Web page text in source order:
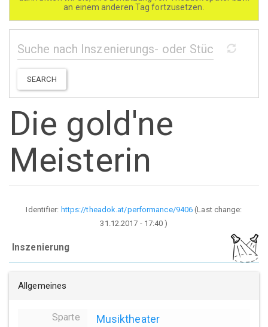
an einem anderen Tag fortzusetzen.
SEARCH
Die gold'ne
Meisterin
Identifier: https://theadok.at/performance/9406 (Last change:
31.12.2017 - 17:40 )
Inszenierung
Allgemeines
Sparte Musiktheater